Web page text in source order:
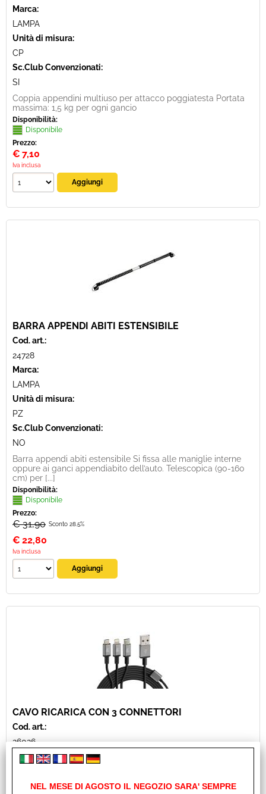
Marca:
LAMPA
Unità di misura:
CP
Sc.Club Convenzionati:
SI
Coppia appendini multiuso per attacco poggiatesta Portata
massima: 1,5 kg per ogni gancio
Disponibilità:
Disponibile
Prezzo:
€ 7,10
Iva inclusa
BARRA APPENDI ABITI ESTENSIBILE
Cod. art.:
24728
Marca:
LAMPA
Unità di misura:
PZ
Sc.Club Convenzionati:
NO
Barra appendi abiti estensibile Si fissa alle maniglie interne
oppure ai ganci appendiabito dell’auto. Telescopica (90-160
cm) per [...]
Disponibilità:
Disponibile
Prezzo:
€ 31,90 Sconto 28.5%
€ 22,80
Iva inclusa
CAVO RICARICA CON 3 CONNETTORI
Cod. art.:
26026
Marca:
Unità di misura:
NEL MESE DI AGOSTO IL NEGOZIO SARA' SEMPRE